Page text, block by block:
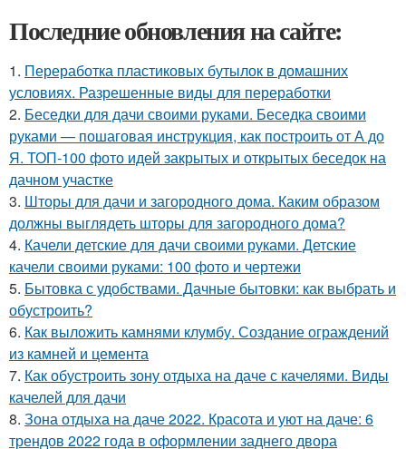
Последние обновления на сайте:
1. Переработка пластиковых бутылок в домашних
условиях. Разрешенные виды для переработки
2. Беседки для дачи своими руками. Беседка своими
руками — пошаговая инструкция, как построить от А до
Я. ТОП-100 фото идей закрытых и открытых беседок на
дачном участке
3. Шторы для дачи и загородного дома. Каким образом
должны выглядеть шторы для загородного дома?
4. Качели детские для дачи своими руками. Детские
качели своими руками: 100 фото и чертежи
5. Бытовка с удобствами. Дачные бытовки: как выбрать и
обустроить?
6. Как выложить камнями клумбу. Создание ограждений
из камней и цемента
7. Как обустроить зону отдыха на даче с качелями. Виды
качелей для дачи
8. Зона отдыха на даче 2022. Красота и уют на даче: 6
трендов 2022 года в оформлении заднего двора